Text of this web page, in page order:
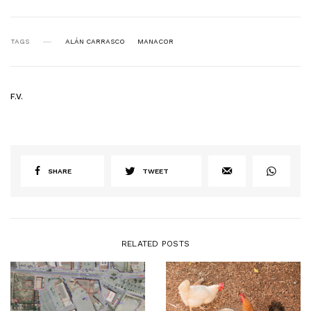
TAGS ALÁN CARRASCO MANACOR
F.V.
SHARE TWEET
RELATED POSTS